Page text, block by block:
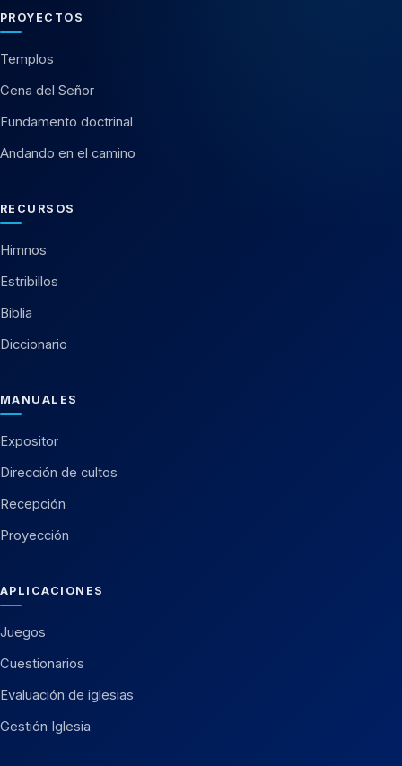
PROYECTOS
Templos
Cena del Señor
Fundamento doctrinal
Andando en el camino
RECURSOS
Himnos
Estribillos
Biblia
Diccionario
MANUALES
Expositor
Dirección de cultos
Recepción
Proyección
APLICACIONES
Juegos
Cuestionarios
Evaluación de iglesias
Gestión Iglesia